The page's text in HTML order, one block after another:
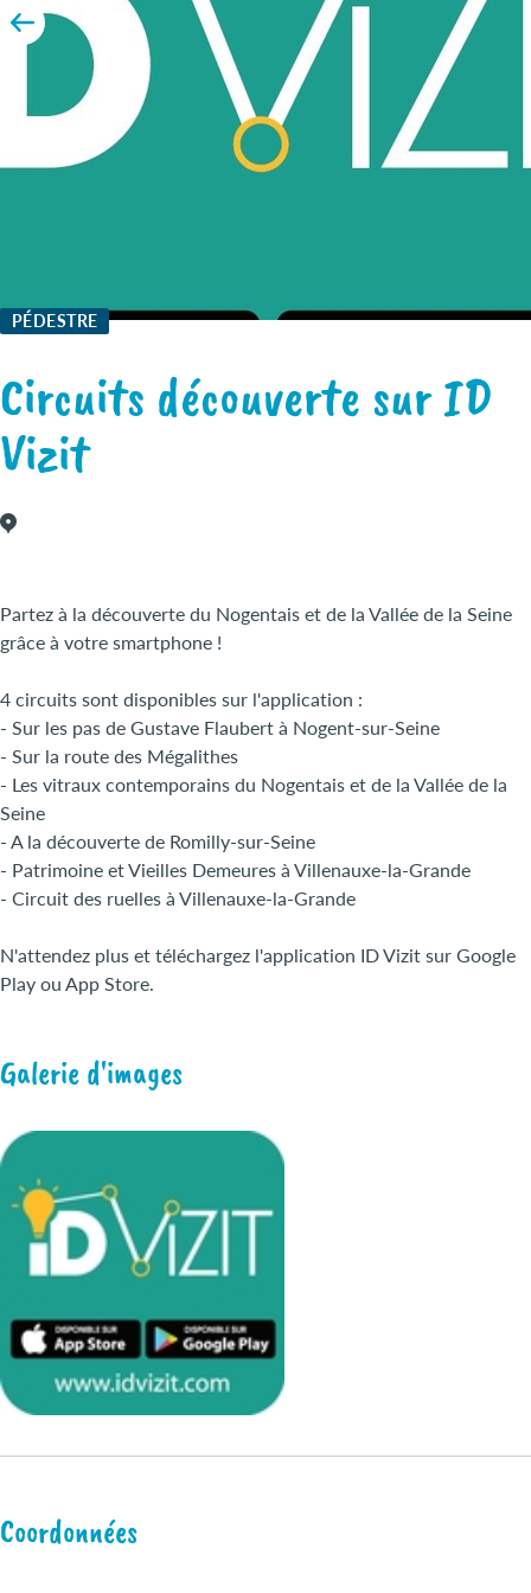
PÉDESTRE
Circuits découverte sur ID
Vizit
Partez à la découverte du Nogentais et de la Vallée de la Seine
grâce à votre smartphone !
4 circuits sont disponibles sur l'application :
- Sur les pas de Gustave Flaubert à Nogent-sur-Seine
- Sur la route des Mégalithes
- Les vitraux contemporains du Nogentais et de la Vallée de la
Seine
- A la découverte de Romilly-sur-Seine
- Patrimoine et Vieilles Demeures à Villenauxe-la-Grande
- Circuit des ruelles à Villenauxe-la-Grande
N'attendez plus et téléchargez l'application ID Vizit sur Google
Play ou App Store.
Galerie d'images
Coordonnées